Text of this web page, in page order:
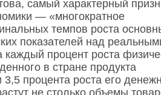
самый характерный
— «многократное
темпов роста
показателей над
процент роста
в стране продукта
3,5 процента роста его